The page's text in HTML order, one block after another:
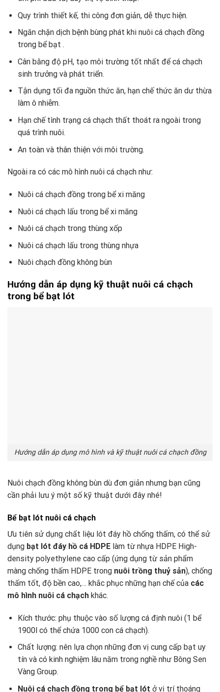
Quy trình thiết kế, thi công đơn giản, dễ thực hiện.
Ngăn chặn dịch bệnh bùng phát khi nuôi cá chạch đồng
trong bể bạt .
Cân bằng độ pH, tạo môi trường tốt nhất để cá chạch
sinh trưởng và phát triển.
Tận dụng tối đa nguồn thức ăn, hạn chế thức ăn dư thừa
làm ô nhiễm.
Hạn chế tình trạng cá chạch thất thoát ra ngoài trong
quá trình nuôi.
An toàn và thân thiện với môi trường.
Ngoài ra có các mô hình nuôi cá chạch như:
Nuôi cá chạch đồng trong bể xi măng
Nuôi cá chạch lấu trong bể xi măng
Nuôi cá chạch trong thùng xốp
Nuôi cá chạch lấu trong thùng nhựa
Nuôi chạch đồng không bùn
Hướng dẫn áp dụng kỹ thuật nuôi cá chạch
trong bể bạt lót
Hướng dẫn áp dụng mô hình và kỹ thuật nuôi cá chạch đồng
Nuôi chạch đồng không bùn dù đơn giản nhưng bạn cũng
cần phải lưu ý một số kỹ thuật dưới đây nhé!
Bể bạt lót nuôi cá chạch
Ưu tiên sử dụng chất liệu lót đáy hồ chống thấm, có thể sử
dụng bạt lót đáy hồ cá HDPE làm từ nhựa HDPE High-
density polyethylene cao cấp (ứng dụng từ sản phẩm
màng chống thấm HDPE trong nuôi trồng thuỷ sản), chống
thấm tốt, độ bền cao,… khắc phục những hạn chế của các
mô hình nuôi cá chạch khác.
Kích thước: phụ thuộc vào số lượng cá định nuôi (1 bể
1900l có thể chứa 1000 con cá chạch).
Chất lượng: nên lựa chọn những đơn vị cung cấp bạt uy
tín và có kinh nghiệm lâu năm trong nghề như Bông Sen
Vàng Group.
Nuôi cá chạch đồng trong bể bạt lót ở vị trí thoáng